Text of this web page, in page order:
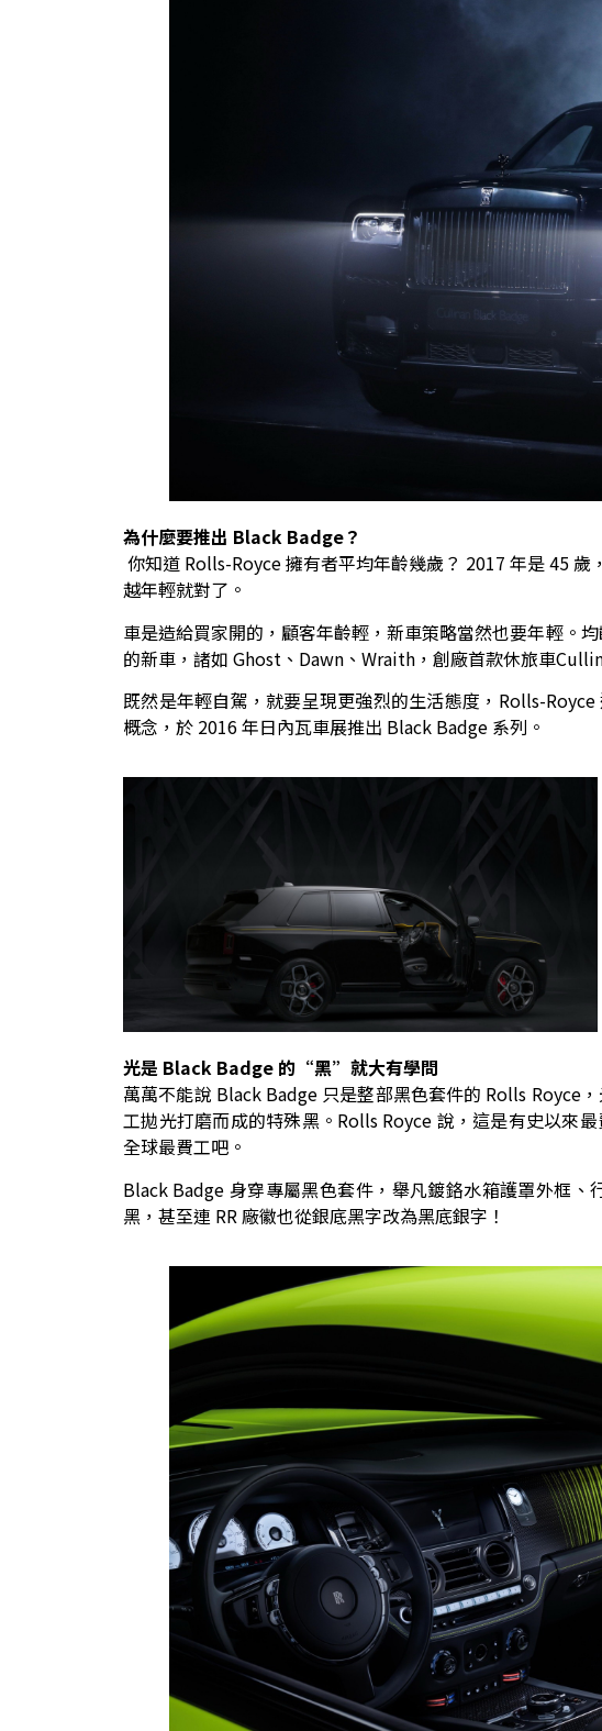
為什麼要推出 Black Badge？
你知道 Rolls-Royce 擁有者平均年齡幾歲？ 2017 年是 45
越年輕就對了。
車是造給買家開的，顧客年齡輕，新車策略當然也要年輕。
的新車，諸如 Ghost、Dawn、Wraith，創廠首款休旅車
既然是年輕自駕，就要呈現更強烈的生活態度，Rolls-
概念，於 2016 年日內瓦車展推出 Black Badge 系列。
光是 Black Badge 的“黑”就大有學問
萬萬不能說 Black Badge 只是整部黑色套件的 Rolls Royce
工拋光打磨而成的特殊黑。Rolls Royce 說，這是有史以來
全球最費工吧。
Black Badge 身穿專屬黑色套件，舉凡鍍鉻水箱護罩外框
黑，甚至連 RR 廠徽也從銀底黑字改為黑底銀字！